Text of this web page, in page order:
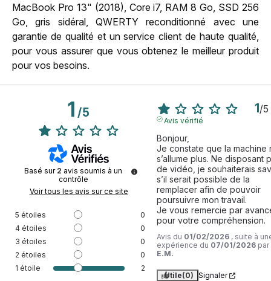
MacBook Pro 13" (2018), Core i7, RAM 8 Go, SSD 256
Go, gris sidéral, QWERTY reconditionné avec une
garantie de qualité et un service client de haute qualité,
pour vous assurer que vous obtenez le meilleur produit
pour vos besoins.
1/5
Basé sur 2 avis soumis à un
contrôle
Voir tous les avis sur ce site
5 étoiles
0
4 étoiles
0
3 étoiles
0
2 étoiles
0
1 étoile 2
1/5
Avis vérifié
Bonjour,
Je constate que la machine
s’allume plus. Ne disposant
de vidéo, je souhaiterais
s’il serait possible de la
remplacer afin de pouvoir
poursuivre mon travail.
Je vous remercie par
pour votre compréhension.
Avis du 01/02/2026 , suite à
expérience du 07/01/2026 par
E.M.
Utile(0) Signaler